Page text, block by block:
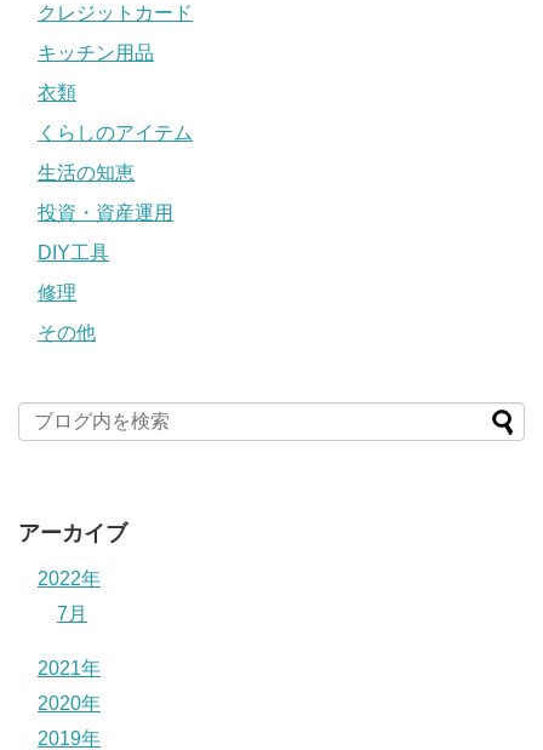
クレジットカード
キッチン用品
衣類
くらしのアイテム
生活の知恵
投資・資産運用
DIY工具
修理
その他
アーカイブ
2022年
7月
2021年
2020年
2019年